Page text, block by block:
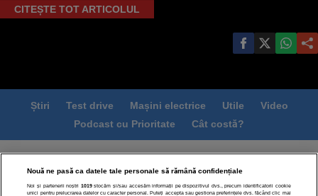
CITEȘTE TOT ARTICOLUL
Știri Test drive Mașini electrice Utile
Video
Podcast cu Prioritate
Cât costă?
Termeni si conditii
Politica de confidentialitate
Politica de cookies
Echipa editorială
Modifică Setările
Nouă ne pasă ca datele tale personale să rămână confidențiale
Noi și partenerii noștri 1019stocăm și/sau accesăm informații pe dispozitivul dvs., precum identificatorii cookie
unici pentru prelucrarea datelor cu caracter personal. Puteți accepta sau gestiona preferințele dvs. făcând clic mai